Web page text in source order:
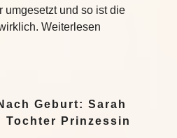
umgesetzt und so ist die
Weiterlesen
Geburt: Sarah
Tochter Prinzessin